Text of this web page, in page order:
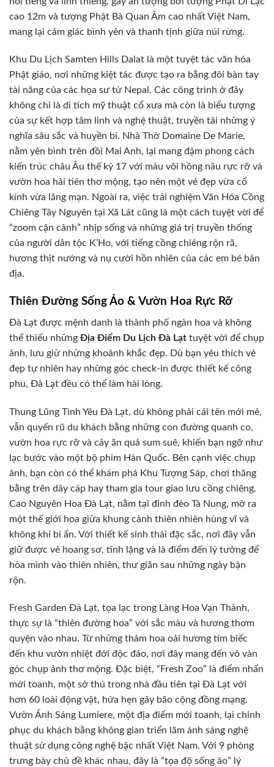
cao 12m và tượng Phật Bà Quan Âm cao nhất Việt Nam,
mang lại cảm giác bình yên và thanh tịnh giữa núi rừng.
Khu Du Lịch Samten Hills Dalat là một tuyệt tác văn hóa
Phật giáo, nơi những kiệt tác được tạo ra bằng đôi bàn tay
tài năng của các họa sư từ Nepal. Các công trình ở đây
không chỉ là di tích mỹ thuật cổ xưa mà còn là biểu tượng
của sự kết hợp tâm linh và nghệ thuật, truyền tải những ý
nghĩa sâu sắc và huyền bí. Nhà Thờ Domaine De Marie,
nằm yên bình trên đồi Mai Anh, lại mang đậm phong cách
kiến trúc châu Âu thế kỷ 17 với màu vôi hồng nâu rực rỡ và
vườn hoa hải tiên thơ mộng, tạo nên một vẻ đẹp vừa cổ
kính vừa lãng mạn. Ngoài ra, việc trải nghiệm Văn Hóa Cồng
Chiêng Tây Nguyên tại Xã Lát cũng là một cách tuyệt vời để
“zoom cận cảnh” nhịp sống và những giá trị truyền thống
của người dân tộc K’Ho, với tiếng cồng chiêng rộn rã,
hương thịt nướng và nụ cười hồn nhiên của các em bé bản
địa.
Thiên Đường Sống Ảo & Vườn Hoa Rực Rỡ
Đà Lạt được mệnh danh là thành phố ngàn hoa và không
thể thiếu những Địa Điểm Du Lịch Đà Lạt tuyệt vời để chụp
ảnh, lưu giữ những khoảnh khắc đẹp. Dù bạn yêu thích vẻ
đẹp tự nhiên hay những góc check-in được thiết kế công
phu, Đà Lạt đều có thể làm hài lòng.
Thung Lũng Tình Yêu Đà Lạt, dù không phải cái tên mới mẻ,
vẫn quyến rũ du khách bằng những con đường quanh co,
vườn hoa rực rỡ và cây ăn quả sum suê, khiến bạn ngỡ như
lạc bước vào một bộ phim Hàn Quốc. Bên cạnh việc chụp
ảnh, bạn còn có thể khám phá Khu Tượng Sáp, chơi thăng
bằng trên dây cáp hay tham gia tour giao lưu cồng chiêng.
Cao Nguyên Hoa Đà Lạt, nằm tại đỉnh đèo Tà Nung, mở ra
một thế giới hoa giữa khung cảnh thiên nhiên hùng vĩ và
không khí bí ẩn. Với thiết kế sinh thái đặc sắc, nơi đây vẫn
giữ được vẻ hoang sơ, tĩnh lặng và là điểm đến lý tưởng để
hòa mình vào thiên nhiên, thư giãn sau những ngày bận
rộn.
Fresh Garden Đà Lạt, tọa lạc trong Làng Hoa Vạn Thành,
thực sự là “thiên đường hoa” với sắc màu và hương thơm
quyện vào nhau. Từ những thảm hoa oải hương tím biếc
đến khu vườn nhiệt đới độc đáo, nơi đây mang đến vô vàn
góc chụp ảnh thơ mộng. Đặc biệt, “Fresh Zoo” là điểm nhấn
mới toanh, một sở thú trong nhà đầu tiên tại Đà Lạt với
hơn 60 loài động vật, hứa hẹn gây bão cộng đồng mạng.
Vườn Ánh Sáng Lumiere, một địa điểm mới toanh, lại chinh
phục du khách bằng không gian triển lãm ánh sáng nghệ
thuật sử dụng công nghệ bậc nhất Việt Nam. Với 9 phòng
trưng bày chủ đề khác nhau, đây là “tọa độ sống ảo” lý